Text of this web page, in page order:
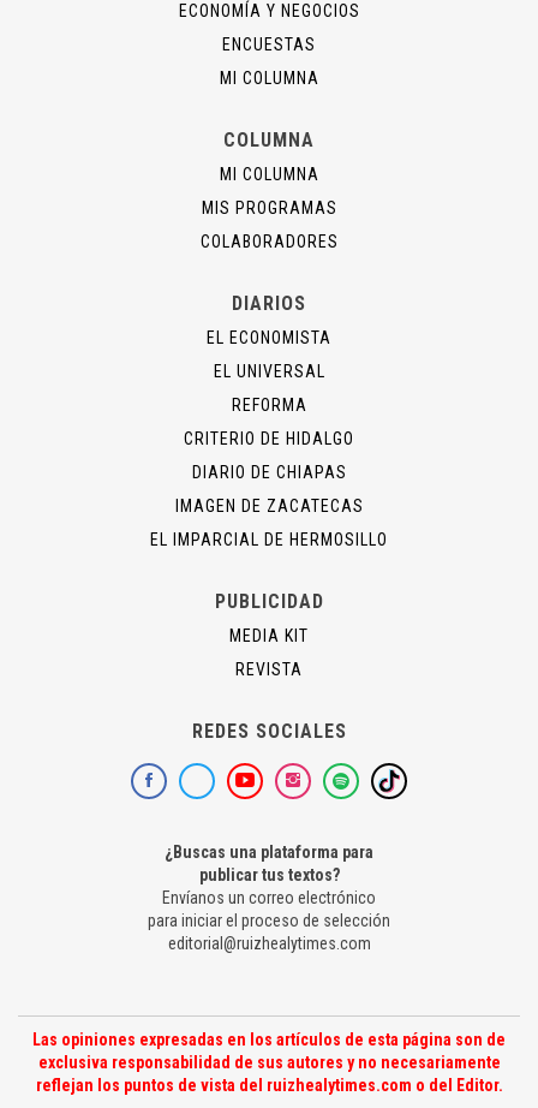
ECONOMÍA Y NEGOCIOS
ENCUESTAS
MI COLUMNA
COLUMNA
MI COLUMNA
MIS PROGRAMAS
COLABORADORES
DIARIOS
EL ECONOMISTA
EL UNIVERSAL
REFORMA
CRITERIO DE HIDALGO
DIARIO DE CHIAPAS
IMAGEN DE ZACATECAS
EL IMPARCIAL DE HERMOSILLO
PUBLICIDAD
MEDIA KIT
REVISTA
REDES SOCIALES
¿Buscas una plataforma para
publicar tus textos?
Envíanos un correo electrónico
para iniciar el proceso de selección
editorial@ruizhealytimes.com
Las opiniones expresadas en los artículos de esta página son de
exclusiva responsabilidad de sus autores y no necesariamente
reflejan los puntos de vista del ruizhealytimes.com o del Editor.